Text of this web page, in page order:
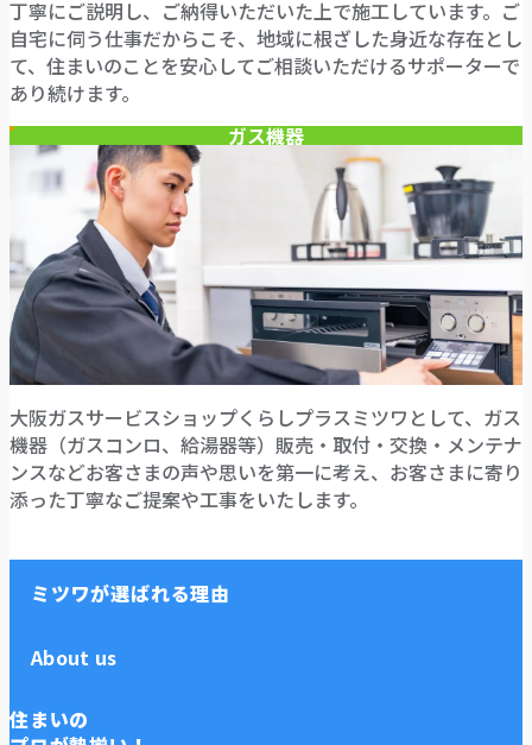
丁寧にご説明し、ご納得いただいた上で施工しています。ご
自宅に伺う仕事だからこそ、地域に根ざした身近な存在とし
て、住まいのことを安心してご相談いただけるサポーターで
あり続けます。
ガス機器
大阪ガスサービスショップくらしプラスミツワとして、ガス
機器（ガスコンロ、給湯器等）販売・取付・交換・メンテナ
ンスなどお客さまの声や思いを第一に考え、お客さまに寄り
添った丁寧なご提案や工事をいたします。
ミツワが選ばれる理由
About us
住まいの